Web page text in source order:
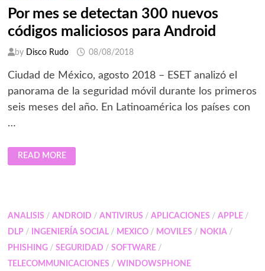
Por mes se detectan 300 nuevos
códigos maliciosos para Android
by Disco Rudo 08/08/2018
Ciudad de México, agosto 2018 – ESET analizó el
panorama de la seguridad móvil durante los primeros
seis meses del año. En Latinoamérica los países con
…
POR
MES
SE
PARA
READ MORE
ANALISIS / ANDROID / ANTIVIRUS / APLICACIONES / APPLE/
DLP/ INGENIERÍA SOCIAL/ MEXICO/ MOVILES / NOKIA/
PHISHING/ SEGURIDAD / SOFTWARE/
TELECOMMUNICACIONES / WINDOWSPHONE